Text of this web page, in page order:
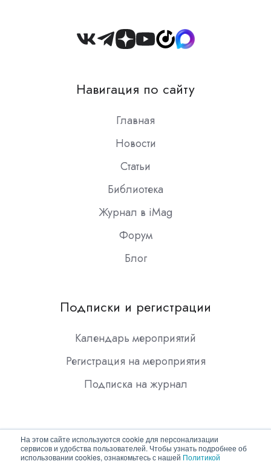
На этом сайте используются cookie для персонализации
сервисов и удобства пользователей. Чтобы узнать подробнее об
использовании cookies, ознакомьтесь с нашей Политикой
Join
Slack
Навигация по сайту
Главная
Новости
Статьи
Библиотека
Журнал в iMag
Форум
Блог
Подписки и регистрации
Календарь мероприятий
Регистрация на мероприятия
Подписка на журнал